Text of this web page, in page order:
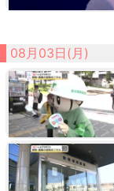
08月03日(月)